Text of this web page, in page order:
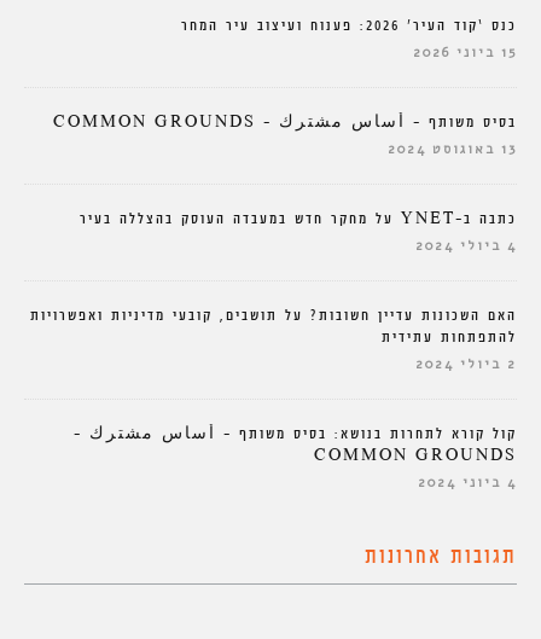
כנס ‘קוד העיר’ 2026: פענוח ועיצוב עיר המחר
15 ביוני 2026
בסיס משותף – أساس مشترك – COMMON GROUNDS
13 באוגוסט 2024
כתבה ב-YNET על מחקר חדש במעבדה העוסק בהצללה בעיר
4 ביולי 2024
האם השכונות עדיין חשובות? על תושבים, קובעי מדיניות ואפשרויות
להתפתחות עתידית
2 ביולי 2024
קול קורא לתחרות בנושא: בסיס משותף – أساس مشترك –
COMMON GROUNDS
4 ביוני 2024
תגובות אחרונות